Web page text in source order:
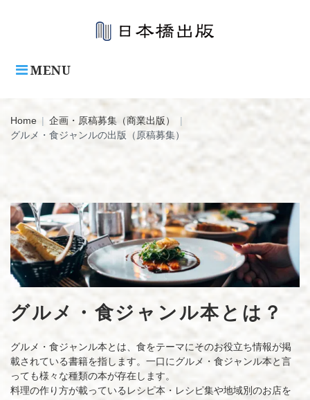
MENU
Home | 企画・原稿募集（商業出版）
|
グルメ・食ジャンルの出版（原稿募集）
グ
ル
メ・
食
ジ
ャ
ン
ル
の
グルメ・食ジャンル本とは？
グルメ・食ジャンル本とは、食をテーマにそのお役立ち情報が掲
載されている書籍を指します。一口にグルメ・食ジャンル本と言
っても様々な種類の本が存在します。
料理の作り方が載っているレシピ本・レシピ集や地域別のお店を